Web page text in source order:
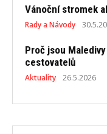
Vánoční stromek
Rady a Návody
Proč jsou
cestovatelů
Aktuality 26.5.2026